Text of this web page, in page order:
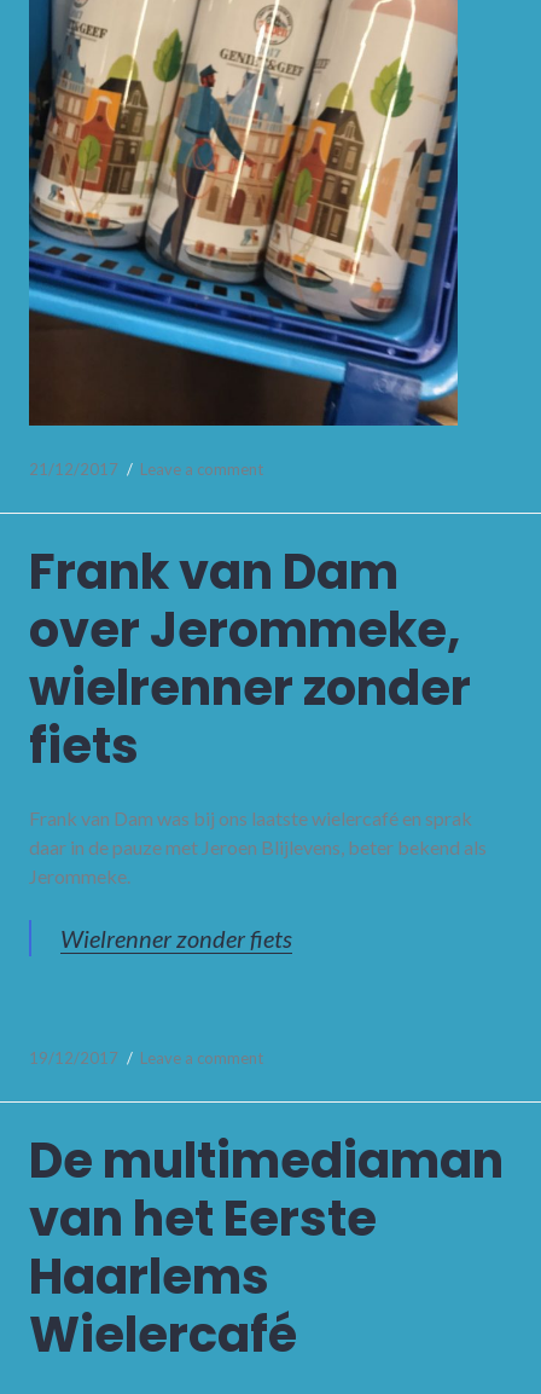
21/12/2017 Leave a comment
Frank van Dam
over Jerommeke,
wielrenner zonder
fiets
Frank van Dam was bij ons laatste wielercafé en sprak
daar in de pauze met Jeroen Blijlevens, beter bekend als
Jerommeke.
Wielrenner zonder fiets
19/12/2017 Leave a comment
De multimediaman
van het Eerste
Haarlems
Wielercafé